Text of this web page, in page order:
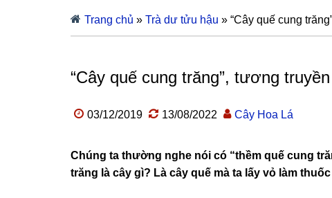
Trang chủ » Trà dư tửu hậu » “Cây quế cung
“Cây quế cung trăng”, tương
03/12/2019 13/08/2022 Cây Hoa Lá
Chúng ta thường nghe nói có “thềm quế cung
trăng là cây gì? Là cây quế mà ta lấy vỏ làm